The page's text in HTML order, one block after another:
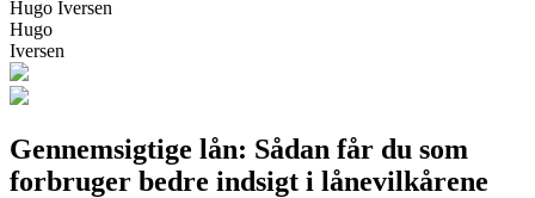
Hugo Iversen
Hugo
Iversen
Gennemsigtige lån: Sådan får du som
forbruger bedre indsigt i lånevilkårene